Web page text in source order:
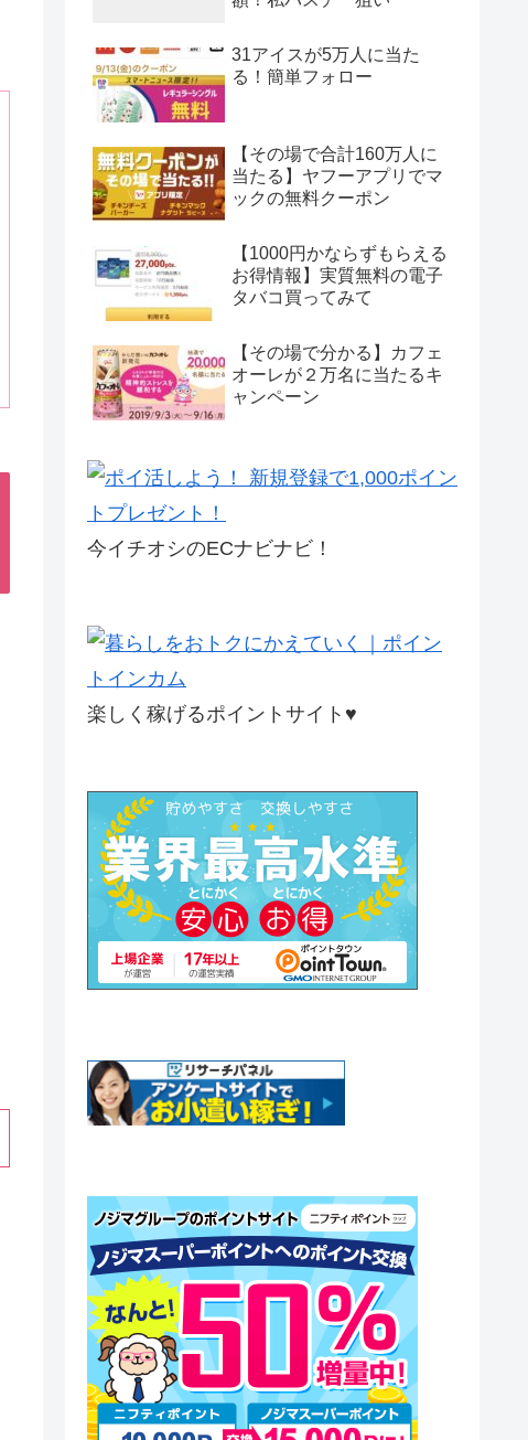
31アイスが5万人に当た
る！簡単フォロー
【その場で合計160万人に
当たる】ヤフーアプリでマ
ックの無料クーポン
【1000円かならずもらえる
お得情報】実質無料の電子
タバコ買ってみて
【その場で分かる】カフェ
オーレが２万名に当たるキ
ャンペーン
今イチオシのECナビナビ！
楽しく稼げるポイントサイト♥